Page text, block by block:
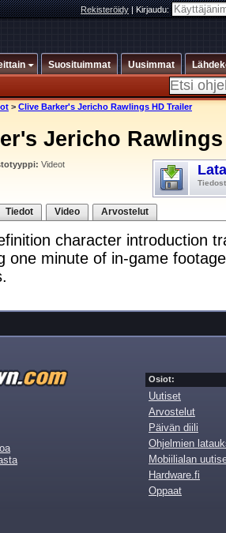
Rekisteröidy|Kirjaudu:
Suosituimmat Uusimmat
> Clive Barker's Jericho Rawlings HD Trailer
Jericho
Videot
Tiedot Video Arvostelut
character introduction
one minute of in-game
Osiot:
Uutiset
Arvostelut
Päivän diili
Ohjelmien
Mobiilialan
Hardware.fi
Oppaat